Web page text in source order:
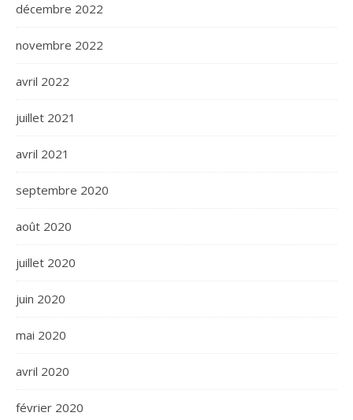
décembre 2022
novembre 2022
avril 2022
juillet 2021
avril 2021
septembre 2020
août 2020
juillet 2020
juin 2020
mai 2020
avril 2020
février 2020